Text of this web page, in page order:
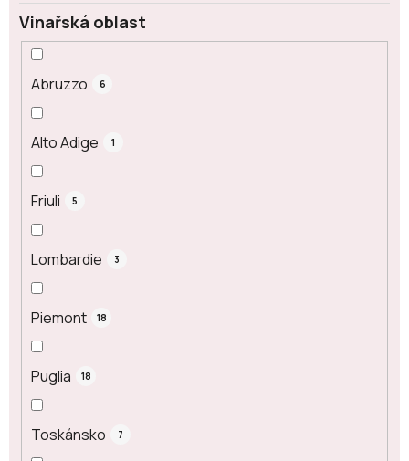
Vinařská oblast
Abruzzo 6
Alto Adige 1
Friuli 5
Lombardie 3
Piemont 18
Puglia 18
Toskánsko 7